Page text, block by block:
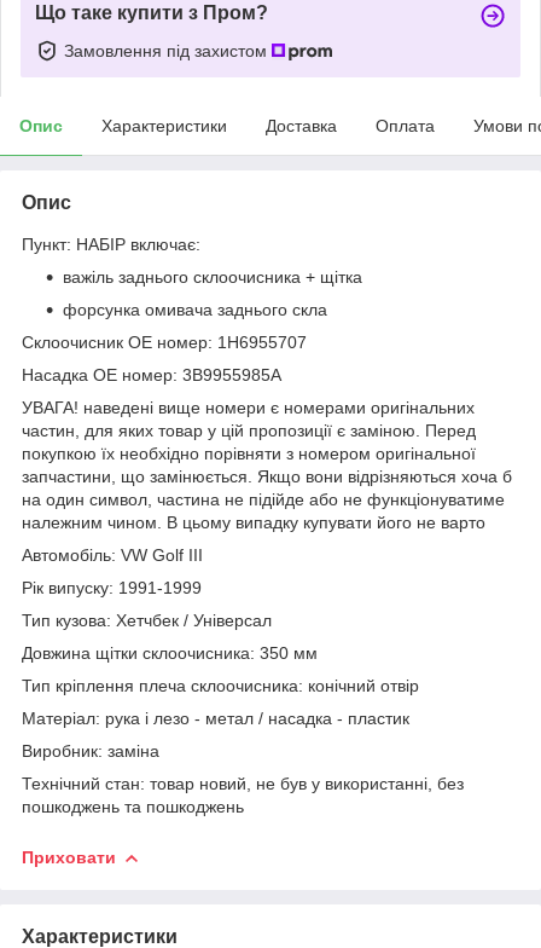
Що таке купити з Пром?
Замовлення під захистом
Опис Характеристики Доставка Оплата Умови
Опис
Пункт: НАБІР включає:
важіль заднього склоочисника + щітка
форсунка омивача заднього скла
Склоочисник OE номер: 1H6955707
Насадка OE номер: 3B9955985A
УВАГА! наведені вище номери є номерами оригінальних
частин, для яких товар у цій пропозиції є заміною. Перед
покупкою їх необхідно порівняти з номером оригінальної
запчастини, що замінюється. Якщо вони відрізняються хоча б
на один символ, частина не підійде або не функціонуватиме
належним чином. В цьому випадку купувати його не варто
Автомобіль: VW Golf III
Рік випуску: 1991-1999
Тип кузова: Хетчбек / Універсал
Довжина щітки склоочисника: 350 мм
Тип кріплення плеча склоочисника: конічний отвір
Матеріал: рука і лезо - метал / насадка - пластик
Виробник: заміна
Технічний стан: товар новий, не був у використанні, без
пошкоджень та пошкоджень
Приховати
Характеристики